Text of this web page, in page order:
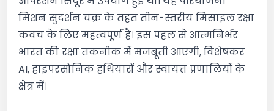
मिशन सुदर्शन चक्र के तहत तीन-स्तरीय मिसाइल रक्षा
कवच के लिए महत्वपूर्ण है। इस पहल से आत्मनिर्भर
भारत की रक्षा तकनीक में मजबूती आएगी, विशेषकर
AI, हाइपरसोनिक हथियारों और स्वायत्त प्रणालियों के
क्षेत्र में।